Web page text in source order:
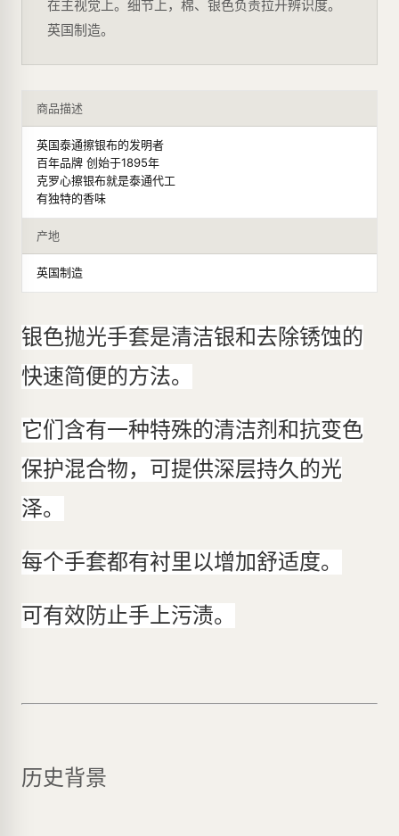
在主视觉上。细节上，棉、银色负责拉开辨识度。
英国制造。
商品描述
英国泰通擦银布的发明者
百年品牌 创始于1895年
克罗心擦银布就是泰通代工
有独特的香味
产地
英国制造
银色抛光手套是清洁银和去除锈蚀的
快速简便的方法。
它们含有一种特殊的清洁剂和抗变色
保护混合物，可提供深层持久的光
泽。
每个手套都有衬里以增加舒适度。
可有效防止手上污渍。
历史背景